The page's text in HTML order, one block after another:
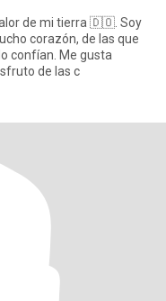
de mi tierra 🇩🇴. Soy
corazón, de las que
Me gusta
de las c